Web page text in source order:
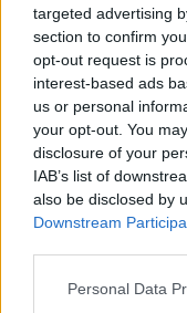
targeted advertising
section to confirm
opt-out request is
interest-based ads
us or personal
your opt-out. You
disclosure of your
IAB’s list of
also be disclosed by
Downstream
Please note that this
Personal Data
Balett társulatát.